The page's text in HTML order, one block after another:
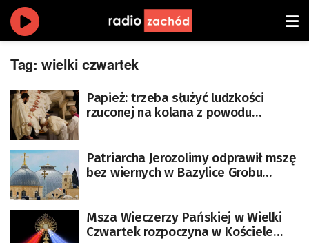
Tag: wielki czwartek
Papież: trzeba służyć ludzkości
rzuconej na kolana z powodu
Patriarcha Jerozolimy odprawił mszę
bez wiernych w Bazylice Grobu
Msza Wieczerzy Pańskiej w Wielki
Czwartek rozpoczyna w Kościele